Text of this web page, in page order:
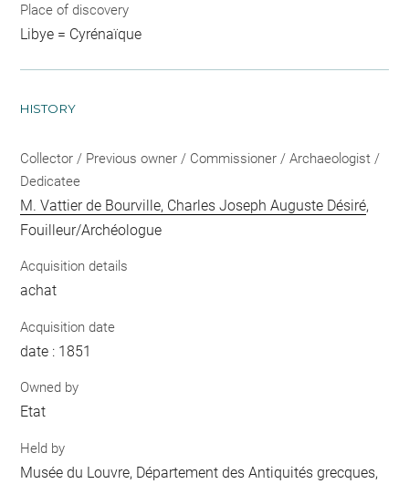
Place of discovery
Libye = Cyrénaïque
HISTORY
Collector / Previous owner / Commissioner / Archaeologist /
Dedicatee
M. Vattier de Bourville, Charles Joseph Auguste Désiré,
Fouilleur/Archéologue
Acquisition details
achat
Acquisition date
date : 1851
Owned by
Etat
Held by
Musée du Louvre, Département des Antiquités grecques,